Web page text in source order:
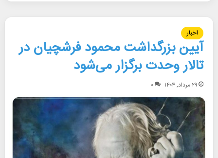
اخبار
آیین بزرگداشت محمود فرشچیان در
تالار وحدت برگزار می‌شود
۲۹ مرداد, ۱۴۰۴ ۰